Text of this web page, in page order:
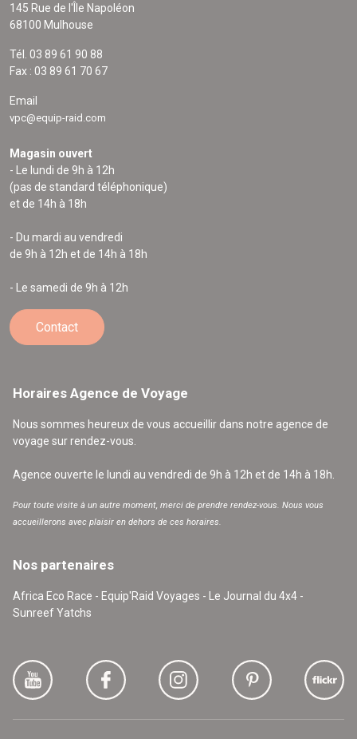
145 Rue de l'Île Napoléon
68100 Mulhouse
Tél. 03 89 61 90 88
Fax : 03 89 61 70 67
Email
vpc@equip-raid.com
Magasin ouvert
- Le lundi de 9h à 12h
(pas de standard téléphonique)
et de 14h à 18h
- Du mardi au vendredi
de 9h à 12h et de 14h à 18h
- Le samedi de 9h à 12h
Contact
Horaires Agence de Voyage
Nous sommes heureux de vous accueillir dans notre agence de
voyage sur rendez-vous.
Agence ouverte le lundi au vendredi de 9h à 12h et de 14h à 18h.
Pour toute visite à un autre moment, merci de prendre rendez-vous. Nous vous
accueillerons avec plaisir en dehors de ces horaires.
Nos partenaires
Africa Eco Race - Equip'Raid Voyages - Le Journal du 4x4 -
Sunreef Yatchs